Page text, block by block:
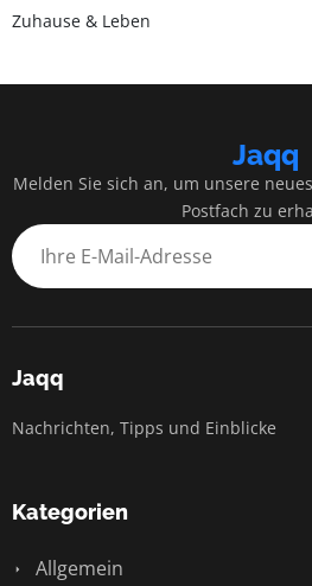
Zuhause & Leben
Jaqq
Melden Sie sich an, um unsere
Postfach zu
Jaqq
Nachrichten, Tipps und Einblicke
Kategorien
Allgemein